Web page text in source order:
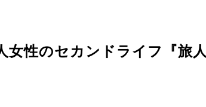
女性のセカンドライフ『旅